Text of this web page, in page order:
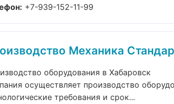
+7-939-152-11-99
Механика
оборудования в Хабаровск
осуществляет производство
требования и срок...